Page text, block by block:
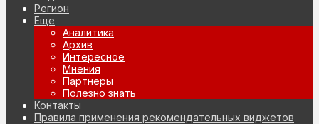
Регион
Еще
Аналитика
Архив
Интересное
Мнения
Партнеры
Полезно знать
Контакты
Правила применения рекомендательных виджетов